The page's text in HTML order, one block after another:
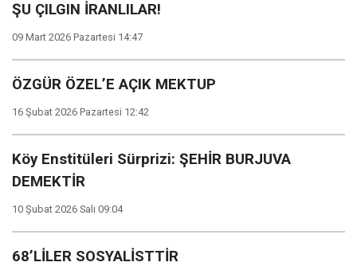
ŞU ÇILGIN İRANLILAR!
09 Mart 2026 Pazartesi 14:47
ÖZGÜR ÖZEL’E AÇIK MEKTUP
16 Şubat 2026 Pazartesi 12:42
Köy Enstitüleri Sürprizi: ŞEHİR BURJUVA
DEMEKTİR
10 Şubat 2026 Salı 09:04
68’LİLER SOSYALİSTTİR